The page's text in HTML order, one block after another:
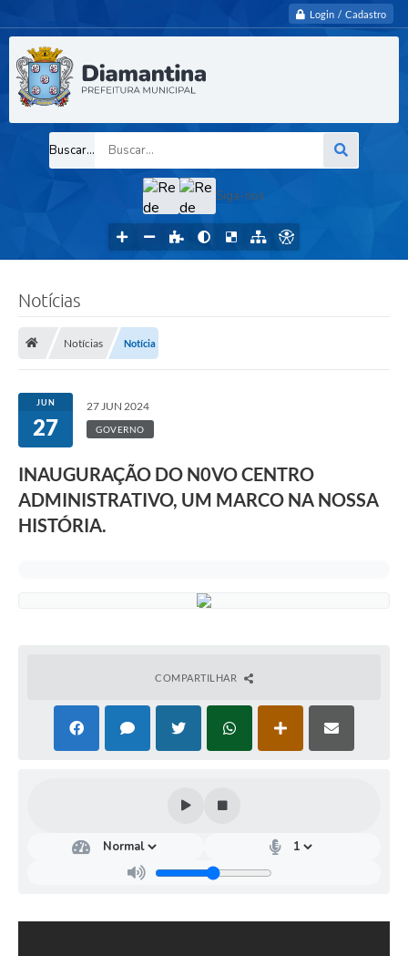
Login / Cadastro
Buscar...
Siga-nos
Notícias
Notícias Notícia
JUN
27
27 JUN 2024
GOVERNO
INAUGURAÇÃO DO N0VO CENTRO
ADMINISTRATIVO, UM MARCO NA NOSSA
HISTÓRIA.
COMPARTILHAR